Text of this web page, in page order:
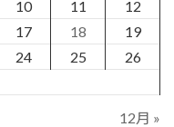
10 11
12
17 18
19
24 25
26
12月 »